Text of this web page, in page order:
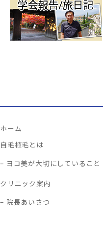
ホーム
自毛植毛とは
ヨコ美が大切にしていること
クリニック案内
院長あいさつ